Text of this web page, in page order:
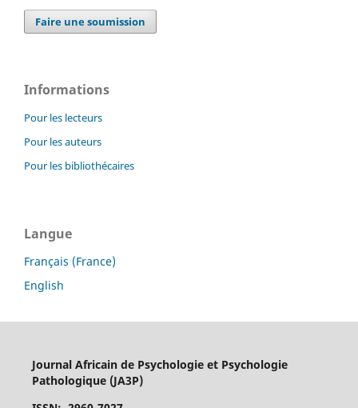
Faire une soumission
Informations
Pour les lecteurs
Pour les auteurs
Pour les bibliothécaires
Langue
Français (France)
English
Journal Africain de Psychologie et Psychologie
Pathologique (JA3P)